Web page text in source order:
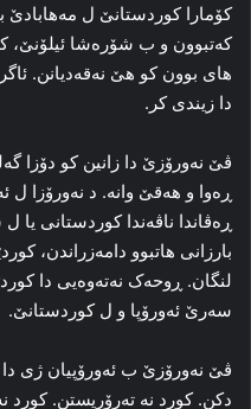
کۆمارا کوردستانێ ل
که‌تبوون و ب شۆره‌شا ئیلۆنێ،
های بوون کو هێ نه‌قه‌دیانن.
دا زیندی کر.
ڤێ نه‌ورۆزێ دا زانین کو دۆزا
ڕه‌وا و هه‌قێ وانه‌. د نه‌ورۆزا ل
ڕه‌ڤاندا ناڤه‌ندا کوردستانی
بارزانی هاتبوو دامه‌زراندن،
لنگان. ڕوحه‌ک نه‌ته‌وه‌یی دا
سه‌رێ ئه‌ورۆپا و ل کوردستانێ.
ڤێ نه‌ورۆزێ ب ئه‌ورۆپیان ژی دا
دکن. کورد نه‌ ته‌رۆریستن. کورد